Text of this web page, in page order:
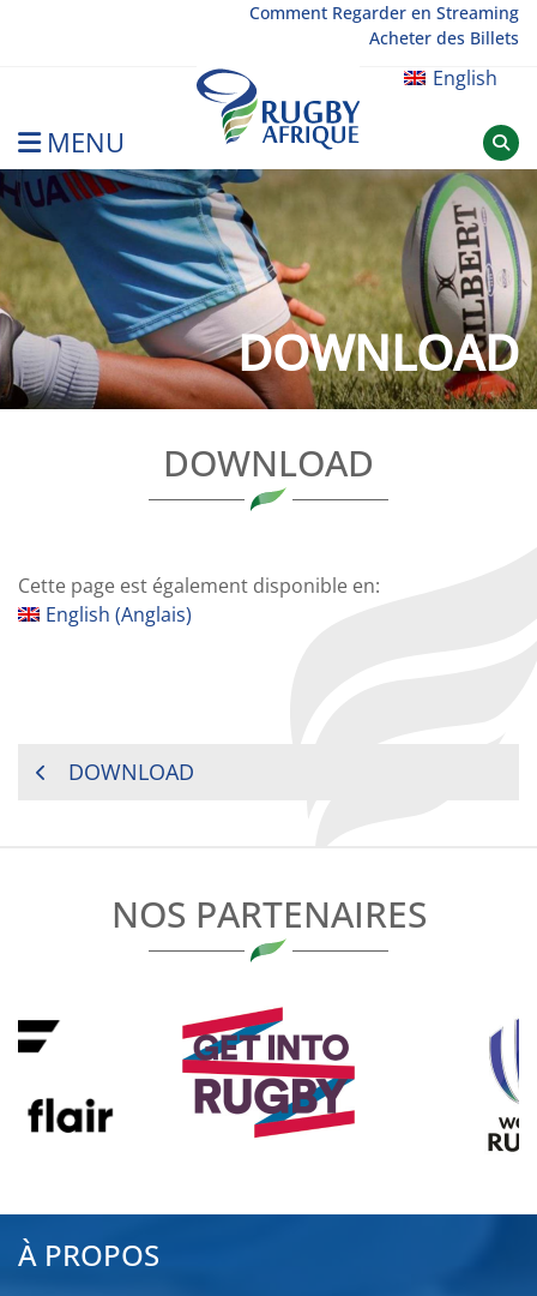
Comment Regarder en Streaming
Acheter des Billets
English
MENU
Rugby Afrique
DOWNLOAD
DOWNLOAD
Cette page est également disponible en:
English (Anglais)
NAVIGATION
DOWNLOAD
NOS PARTENAIRES
À PROPOS